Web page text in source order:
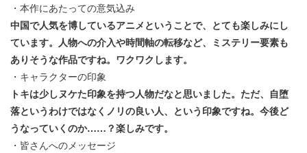
・本作にあたっての意気込み
中国で人気を博しているアニメということで、とても楽しみにし
ています。人物への介入や時間軸の転移など、ミステリー要素も
ありそうな作品ですね。ワクワクします。
・キャラクターの印象
トキは少しヌケた印象を持つ人物だなと思いました。ただ、自堕
落というわけではなくノリの良い人、という印象ですね。今後ど
うなっていくのか……？楽しみです。
・皆さんへのメッセージ